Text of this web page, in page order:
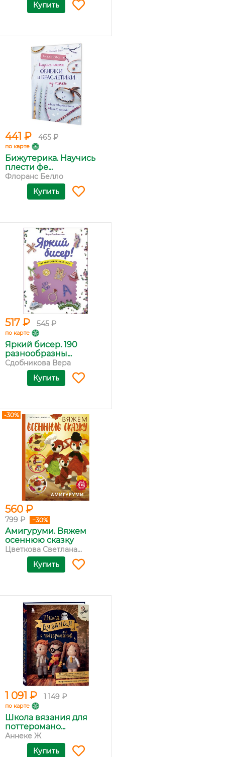
Купить
441 ₽ 465 ₽
по карте
Бижутерика. Научись
плести фе...
Флоранс Белло
Купить
517 ₽ 545 ₽
по карте
Яркий бисер. 190
разнообразны...
Сдобникова Вера
Купить
-30%
560 ₽
799 ₽ −30%
Амигуруми. Вяжем
осеннюю сказку
Цветкова Светлана...
Купить
1 091 ₽ 1 149 ₽
по карте
Школа вязания для
поттеромано...
Аннеке Ж
Купить